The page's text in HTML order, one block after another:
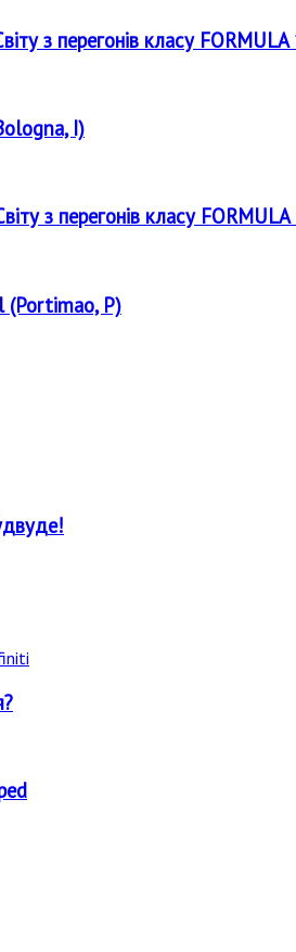
з перегонів класу
I)
з перегонів класу
(Portimao, P)